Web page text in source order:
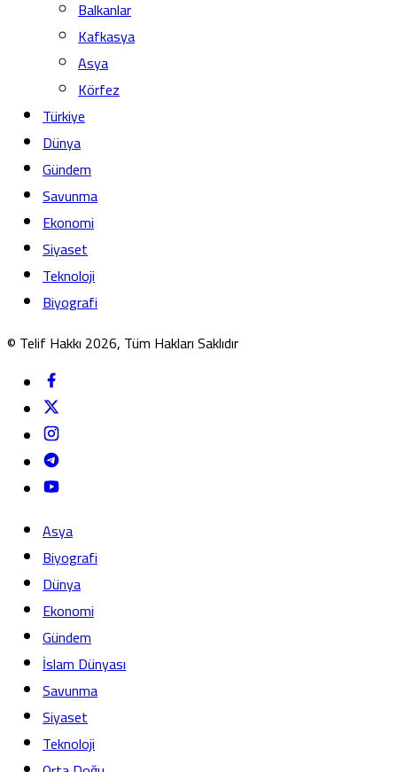
Balkanlar
Kafkasya
Asya
Körfez
Türkiye
Dünya
Gündem
Savunma
Ekonomi
Siyaset
Teknoloji
Biyografi
© Telif Hakkı 2026, Tüm Hakları Saklıdır
Asya
Biyografi
Dünya
Ekonomi
Gündem
İslam Dünyası
Savunma
Siyaset
Teknoloji